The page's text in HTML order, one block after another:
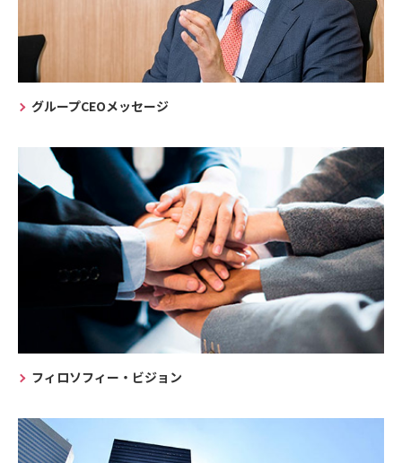
グループCEOメッセージ
フィロソフィー・ビジョン